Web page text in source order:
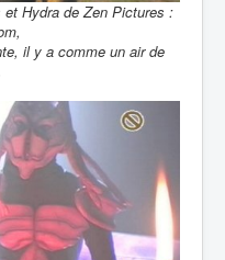
Hydra de Zen Pictures :
il y a comme un air de